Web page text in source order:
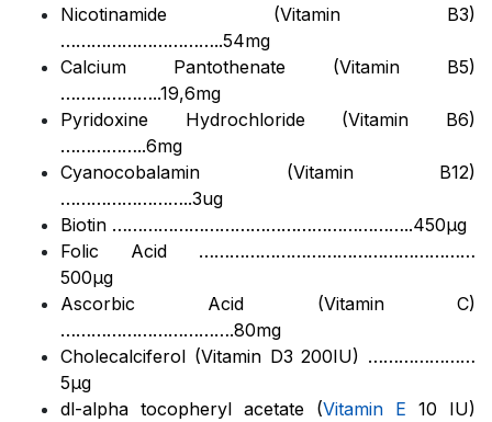
Nicotinamide (Vitamin B3)
…………………………..54mg
Calcium Pantothenate (Vitamin B5)
………………..19,6mg
Pyridoxine Hydrochloride (Vitamin B6)
……………..6mg
Cyanocobalamin (Vitamin B12)
……………………..3ug
Biotin …………………………………………………..450µg
Folic Acid ………………………………………………
500µg
Ascorbic Acid (Vitamin C)
…………………………….80mg
Cholecalciferol (Vitamin D3 200IU) …………………
5µg
dl-alpha tocopheryl acetate (Vitamin E 10 IU)